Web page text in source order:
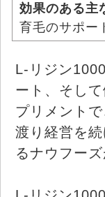
効果のある主
育毛のサポー
L-リジン
ート、そし
プリメント
渡り経営を
るナウフー